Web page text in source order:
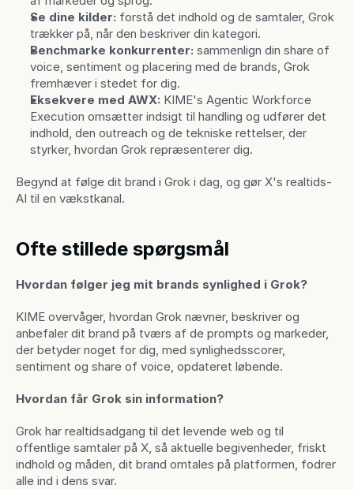
Se dine kilder: forstå det indhold og de samtaler, Grok
trækker på, når den beskriver din kategori.
Benchmarke konkurrenter: sammenlign din share of
voice, sentiment og placering med de brands, Grok
fremhæver i stedet for dig.
Eksekvere med AWX: KIME's Agentic Workforce
Execution omsætter indsigt til handling og udfører det
indhold, den outreach og de tekniske rettelser, der
styrker, hvordan Grok repræsenterer dig.
Begynd at følge dit brand i Grok i dag, og gør X's realtids-
AI til en vækstkanal.
Ofte stillede spørgsmål
Hvordan følger jeg mit brands synlighed i Grok?
KIME overvåger, hvordan Grok nævner, beskriver og
anbefaler dit brand på tværs af de prompts og markeder,
der betyder noget for dig, med synlighedsscorer,
sentiment og share of voice, opdateret løbende.
Hvordan får Grok sin information?
Grok har realtidsadgang til det levende web og til
offentlige samtaler på X, så aktuelle begivenheder, friskt
indhold og måden, dit brand omtales på platformen, fodrer
alle ind i dens svar.